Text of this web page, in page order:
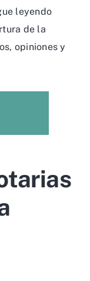
leyendo
de la
opiniones y